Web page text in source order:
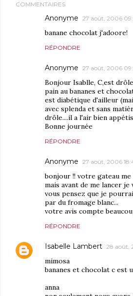
COMMENTAIRES
Anonyme 27 août, 2006
banane chocolat j'adoore!
RÉPONDRE
Anonyme 27 août, 2006
Bonjour Isablle, C,est
pain au bananes et
est diabétique d'ailleur
avec splenda et sans
drôle....il a l'air bien
Bonne journée
RÉPONDRE
Anonyme 27 août, 2006
bonjour !! votre gateau
mais avant de me lancer
vous pensez que je
par du fromage blanc...
votre avis compte
RÉPONDRE
Isabelle Lambert 28 août,
mimosa
bananes et chocolat c est
anna